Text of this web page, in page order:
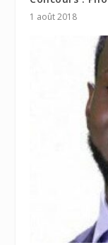
1 août 2018